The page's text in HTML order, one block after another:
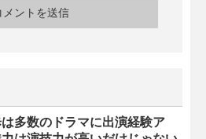
多数のドラマに出演経験ア